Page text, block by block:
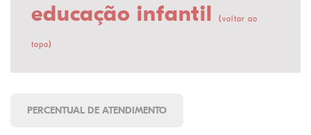
educação infantil (voltar ao
topo)
PERCENTUAL DE ATENDIMENTO